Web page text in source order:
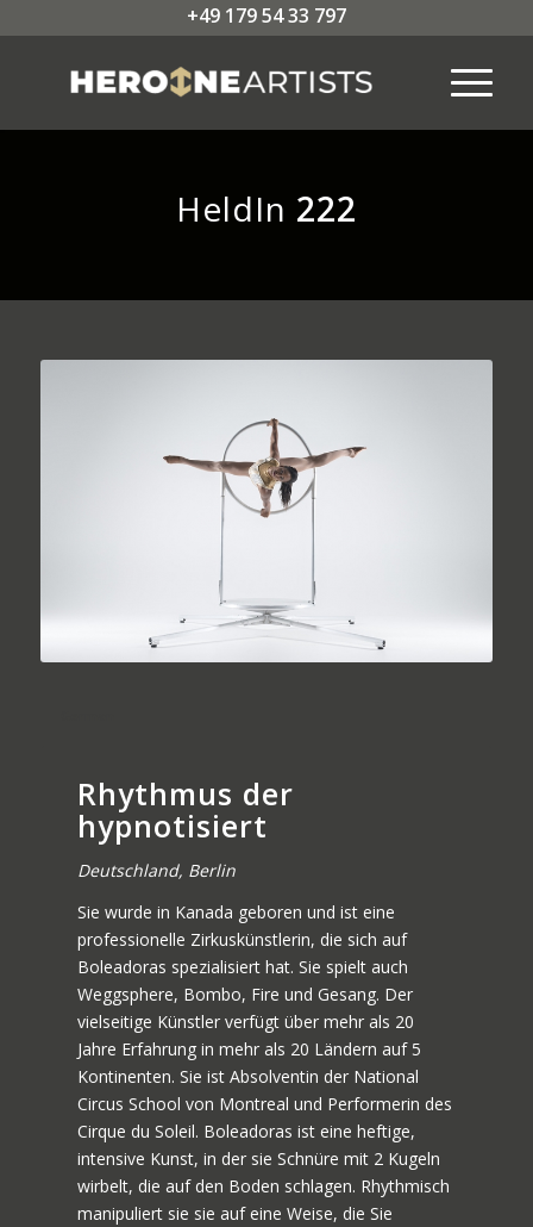
+49 179 54 33 797
HeldIn 222
Rhythmus der
hypnotisiert
Deutschland, Berlin
Sie wurde in Kanada geboren und ist eine
professionelle Zirkuskünstlerin, die sich auf
Boleadoras spezialisiert hat. Sie spielt auch
Weggsphere, Bombo, Fire und Gesang. Der
vielseitige Künstler verfügt über mehr als 20
Jahre Erfahrung in mehr als 20 Ländern auf 5
Kontinenten. Sie ist Absolventin der National
Circus School von Montreal und Performerin des
Cirque du Soleil. Boleadoras ist eine heftige,
intensive Kunst, in der sie Schnüre mit 2 Kugeln
wirbelt, die auf den Boden schlagen. Rhythmisch
manipuliert sie sie auf eine Weise, die Sie